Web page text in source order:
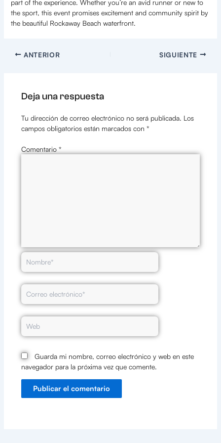
part of the experience. Whether you’re an avid runner or new to
the sport, this event promises excitement and community spirit by
the beautiful Rockaway Beach waterfront.
ANTERIOR SIGUIENTE
Deja una respuesta
Tu dirección de correo electrónico no será publicada. Los
campos obligatorios están marcados con *
Comentario *
Nombre*
Correo
electrónico*
Web
Guarda mi nombre, correo electrónico y web en este
navegador para la próxima vez que comente.